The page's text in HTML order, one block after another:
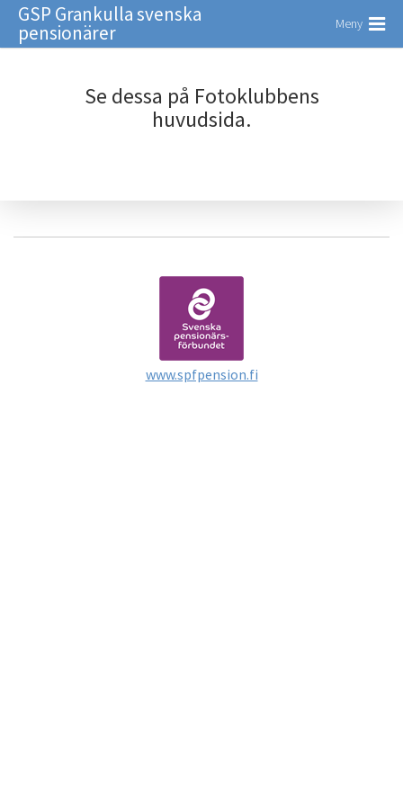
GSP Grankulla svenska
pensionärer Meny
Se dessa på Fotoklubbens
huvudsida.
www.spfpension.fi